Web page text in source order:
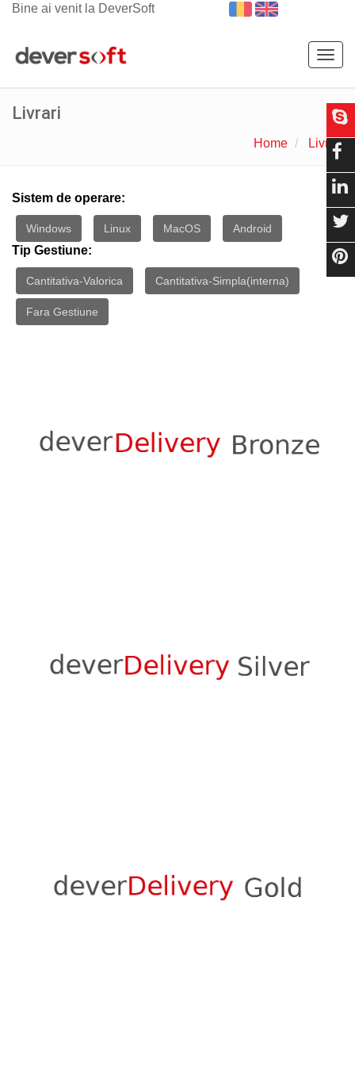
Bine ai venit la DeverSoft
Livrari
Home Livrari
Sistem de operare:
Windows Linux MacOS Android
Tip Gestiune:
Cantitativa-Valorica Cantitativa-Simpla(interna)
Fara Gestiune